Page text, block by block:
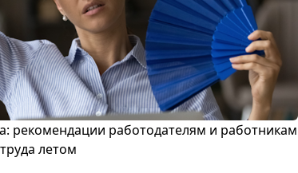
рекомендации работодателям и работникам
летом